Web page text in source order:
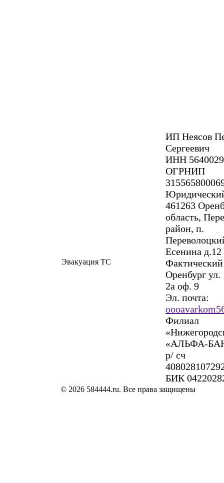
Эвакуация ТС
ИП Неясов
Сергеевич
ИНН
ОГРНИП
461263
область,
район, п.
Есенина д.12
Фактический
Оренбург ул.
2а оф. 9
Эл. почта:
Филиал
«АЛЬФА-
р/ сч
БИК
© 2026 584444.ru. Все права защищены